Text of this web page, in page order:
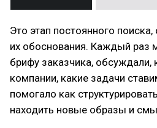
Это этап постоянного
их обоснования. Каждый раз
брифу заказчика, обсуждали,
компании, какие задачи
помогало как
находить новые образы и